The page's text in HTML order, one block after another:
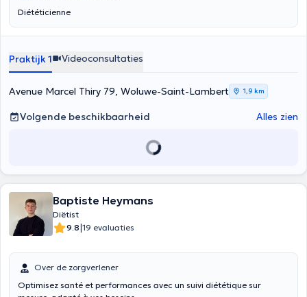
Diététicienne
Praktijk 1 Videoconsultaties
Avenue Marcel Thiry 79, Woluwe-Saint-Lambert 1,9 km
Volgende beschikbaarheid Alles zien
Baptiste Heymans
Diëtist
9.8|19 evaluaties
Over de zorgverlener
Optimisez santé et performances avec un suivi diététique sur